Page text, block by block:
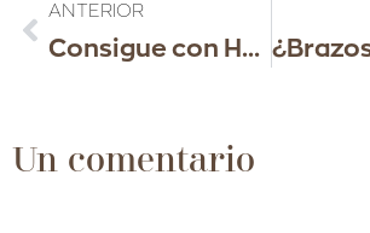
ANTERIOR
Consigue con HYDRAFACIAL la mejor piel de tu vida!
Un comentario